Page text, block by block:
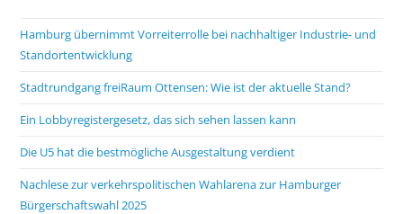
Hamburg übernimmt Vorreiterrolle bei nachhaltiger Industrie- und
Standortentwicklung
Stadtrundgang freiRaum Ottensen: Wie ist der aktuelle Stand?
Ein Lobbyregistergesetz, das sich sehen lassen kann
Die U5 hat die bestmögliche Ausgestaltung verdient
Nachlese zur verkehrspolitischen Wahlarena zur Hamburger
Bürgerschaftswahl 2025